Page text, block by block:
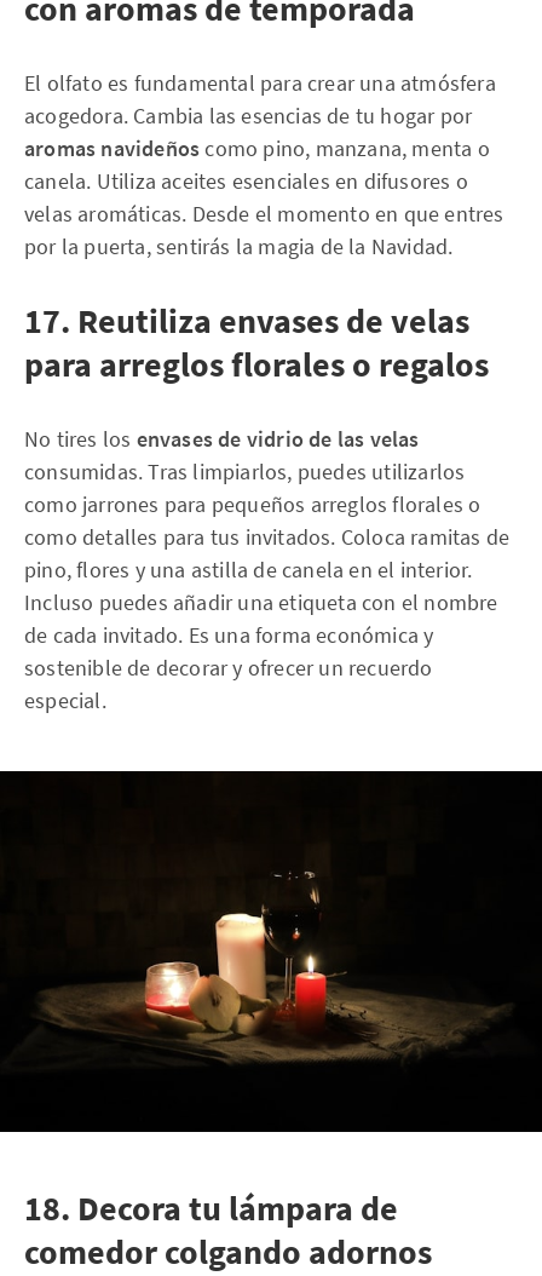
El olfato es fundamental para crear una atmósfera
acogedora. Cambia las esencias de tu hogar por
aromas navideñoscomo pino, manzana, menta o
canela. Utiliza aceites esenciales en difusores o
velas aromáticas. Desde el momento en que entres
por la puerta, sentirás la magia de la Navidad.
17. Reutiliza envases de velas
para arreglos florales o regalos
No tires los envases de vidrio de las velas
consumidas. Tras limpiarlos, puedes utilizarlos
como jarrones para pequeños arreglos florales o
como detalles para tus invitados. Coloca ramitas de
pino, flores y una astilla de canela en el interior.
Incluso puedes añadir una etiqueta con el nombre
de cada invitado. Es una forma económica y
sostenible de decorar y ofrecer un recuerdo
especial.
18. Decora tu lámpara de
comedor colgando adornos